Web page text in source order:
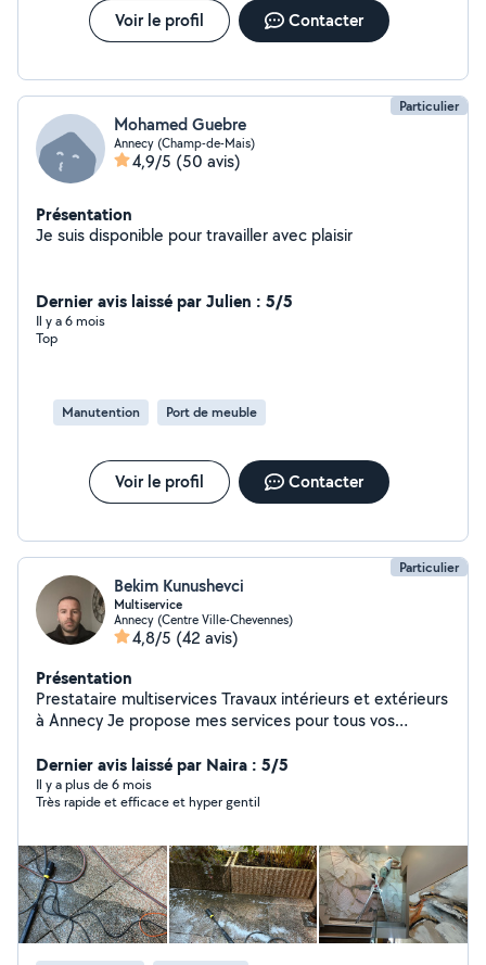
Voir le profil Contacter
Particulier
Mohamed Guebre
Annecy (Champ-de-Mais)
4,9/5 (50 avis)
Présentation
Je suis disponible pour travailler avec plaisir
Dernier avis laissé par Julien : 5/5
Il y a 6 mois
Top
Manutention Port de meuble
Voir le profil Contacter
Particulier
Bekim Kunushevci
Multiservice
Annecy (Centre Ville-Chevennes)
4,8/5 (42 avis)
Présentation
Prestataire multiservices Travaux intérieurs et extérieurs
à Annecy Je propose mes services pour tous vos
intérieure et extérieure pose de carrelage et faïence
pose de parquet montage de meubles pose d'étagères,
luminaires, tringles etc travaux de plomberie et
portail nettoyage et remise en état Travail sérieux,
soigné et rapide. Intervention sur Annecy et ses
alentours.
Dernier avis laissé par Naira : 5/5
Il y a plus de 6 mois
Très rapide et efficace et hyper gentil